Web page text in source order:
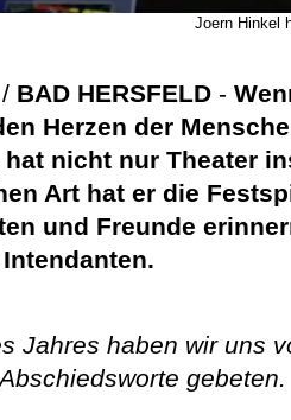
Joern Hinkel
BAD HERSFELD -
Herzen der
nicht nur Theater
Art hat er die
und Freunde
Jahres haben wir uns
gebeten.